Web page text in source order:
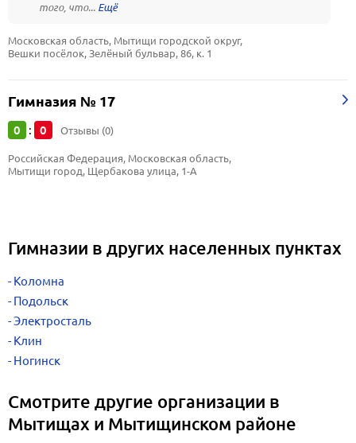
того, что...
Московская область, Мытищи городской округ,
Вешки посёлок, Зелёный бульвар, 86, к. 1
Гимназия № 17
0 : 0 Отзывы (0)
Российская Федерация, Московская область,
Мытищи город, Щербакова улица, 1-А
Гимназии в других населенных пунктах
Коломна
Подольск
Электросталь
Клин
Ногинск
Смотрите другие организации в
Мытищах и Мытищинском районе